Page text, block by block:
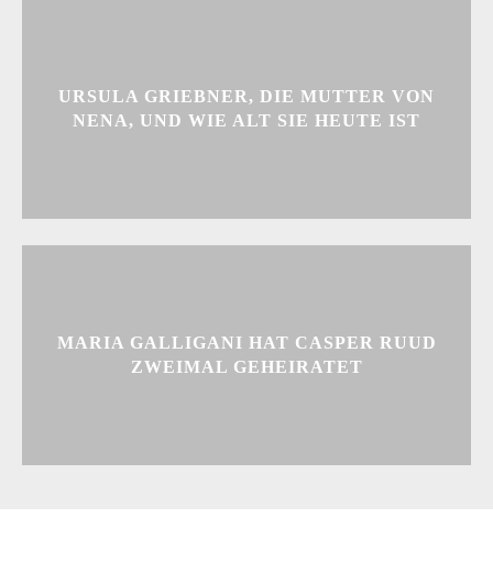
URSULA GRIEBNER, DIE MUTTER VON
NENA, UND WIE ALT SIE HEUTE IST
MARIA GALLIGANI HAT CASPER RUUD
ZWEIMAL GEHEIRATET